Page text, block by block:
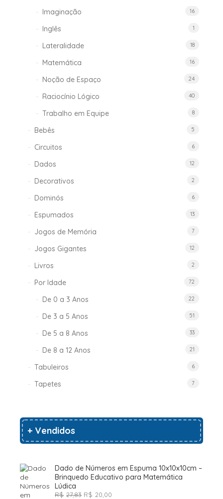
Imaginação 16
Inglês 1
Lateralidade 18
Matemática 16
Noção de Espaço 24
Raciocínio Lógico 40
Trabalho em Equipe 8
Bebês 5
Circuitos 6
Dados 12
Decorativos 2
Dominós 6
Espumados 13
Jogos de Memória 7
Jogos Gigantes 12
Livros 2
Por Idade 72
De 0 a 3 Anos 22
De 3 a 5 Anos 51
De 5 a 8 Anos 33
De 8 a 12 Anos 21
Tabuleiros 6
Tapetes 7
+ Vendidos
Dado de Números em Espuma 10x10x10cm –
Brinquedo Educativo para Matemática
Lúdica
R$ 27,83 O
R$ 20,00